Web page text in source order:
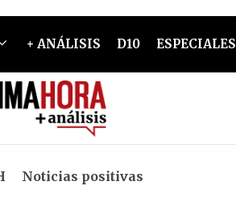
+ ANÁLISIS D10 ESPECIALES
Noticias positivas